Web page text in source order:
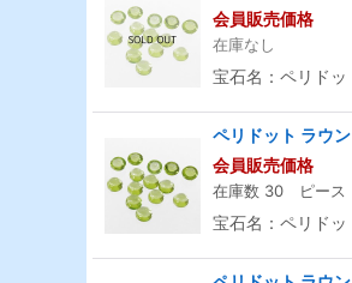
会員販売価格
在庫なし
宝石名：ペリド
ペリドット ラウ
会員販売価格
在庫数 30 ピース
宝石名：ペリド